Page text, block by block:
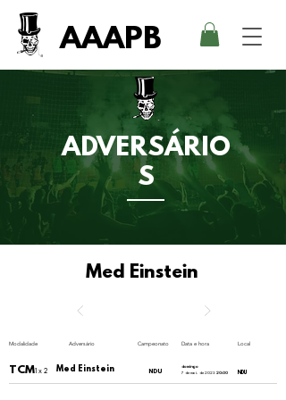
AAAPB
ADVERSÁRIO
S
Med Einstein
Modalidade Adversário Campeonato Data e hora Local
1 x 2
TCM Med Einstein NDU
domingo
7 de mai. de 2023 20:00 NDU